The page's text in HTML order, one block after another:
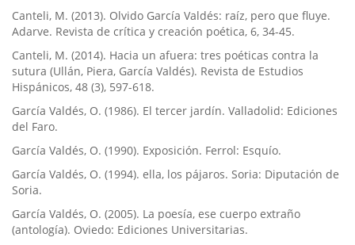
Canteli, M. (2013). Olvido Garcí­a Valdés: raí­z, pero que fluye.
Adarve. Revista de crí­tica y creación poética, 6, 34-45.
Canteli, M. (2014). Hacia un afuera: tres poéticas contra la
sutura (Ullán, Piera, Garcí­a Valdés). Revista de Estudios
Hispánicos, 48 (3), 597-618.
Garcí­a Valdés, O. (1986). El tercer jardí­n. Valladolid: Ediciones
del Faro.
Garcí­a Valdés, O. (1990). Exposición. Ferrol: Esquí­o.
Garcí­a Valdés, O. (1994). ella, los pájaros. Soria: Diputación de
Soria.
Garcí­a Valdés, O. (2005). La poesí­a, ese cuerpo extraño
(antologí­a). Oviedo: Ediciones Universitarias.